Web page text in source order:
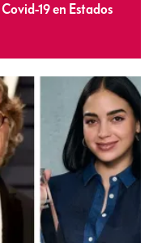
19 en Estados